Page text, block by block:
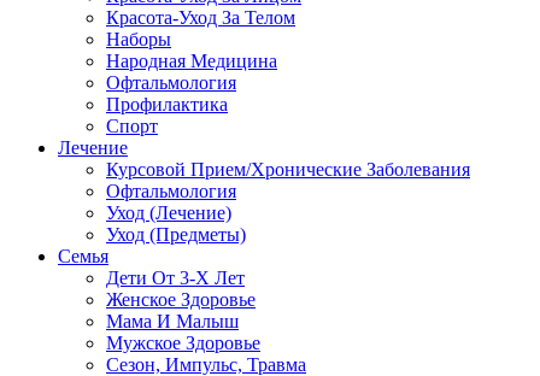
Красота-Уход За Телом
Наборы
Народная Медицина
Офтальмология
Профилактика
Спорт
Лечение
Курсовой Прием/Хронические Заболевания
Офтальмология
Уход (Лечение)
Уход (Предметы)
Семья
Дети От 3-Х Лет
Женское Здоровье
Мама И Малыш
Мужское Здоровье
Сезон, Импульс, Травма